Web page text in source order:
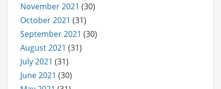
November 2021 (30)
October 2021 (31)
September 2021 (30)
August 2021 (31)
July 2021 (31)
June 2021 (30)